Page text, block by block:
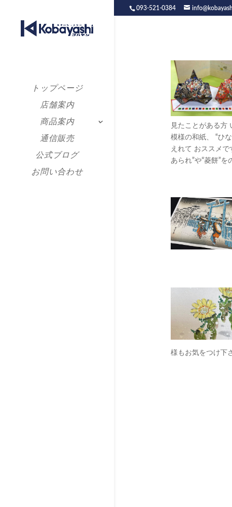
093-521-0384
トップページ
店舗案内
商品案内
通信販売
公式ブログ
お問い合わせ
見たことがある方
模様の和紙、 “ひ
えれて おススメ
あられ”や“菱餅”
様もお気をつけ下